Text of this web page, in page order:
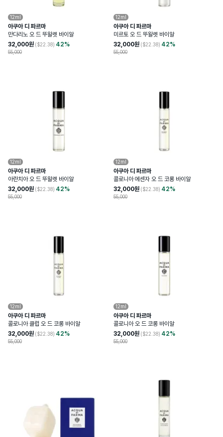
12ml
아쿠아 디 파르마
만다리노 오 드 뚜왈렛 바이알
32,000원 ($22.38) 42%
55,000
12ml
아쿠아 디 파르마
미르토 오 드 뚜왈렛 바이알
32,000원 ($22.38) 42%
55,000
12ml
아쿠아 디 파르마
아란치아 오 드 뚜왈렛 바이알
32,000원 ($22.38) 42%
55,000
12ml
아쿠아 디 파르마
콜로니아 에센자 오 드 코롱 바이알
32,000원 ($22.38) 42%
55,000
12ml
아쿠아 디 파르마
콜로니아 클럽 오 드 코롱 바이알
32,000원 ($22.38) 42%
55,000
12ml
아쿠아 디 파르마
콜로니아 오 드 코롱 바이알
32,000원 ($22.38) 42%
55,000